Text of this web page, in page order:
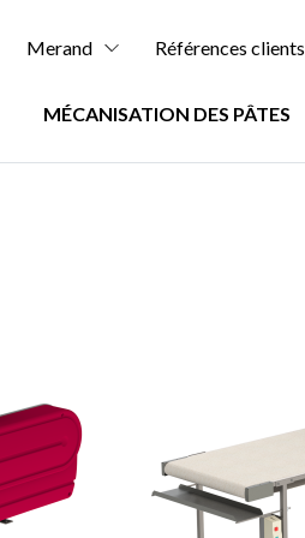
Menu
Top
Merand Références clients
MÉCANISATION DES PÂTES